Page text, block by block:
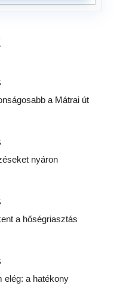
a Mátrai út
nyáron
a hőségriasztás
elég: a hatékony